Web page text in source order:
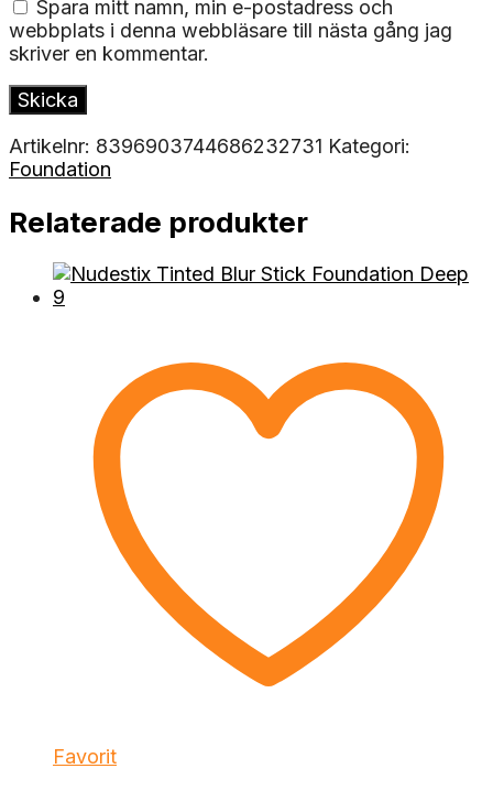
Spara mitt namn, min e-postadress och
webbplats i denna webbläsare till nästa gång jag
skriver en kommentar.
Artikelnr: 8396903744686232731 Kategori:
Foundation
Relaterade produkter
Favorit